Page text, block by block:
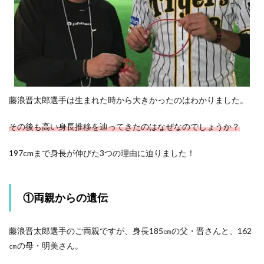
藤浪晋太郎選手は生まれた時から大きかったのはわかりました。
その後も高い身長推移を辿ってきたのはなぜなのでしょうか？
197cmまで身長が伸びた3つの理由に迫りました！
①両親からの遺伝
藤浪晋太郎選手のご両親ですが、身長185㎝の父・晋さんと、162
㎝の母・明美さん。